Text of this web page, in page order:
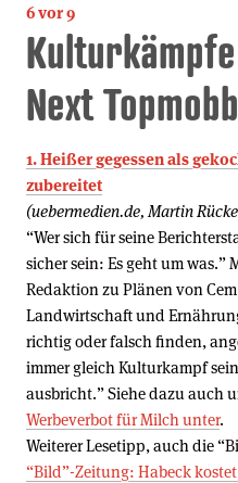
6 vor 9
Next
1. Heißer gegessen als
zubereitet
(uebermedien.de, Martin
“Wer sich für seine
sicher sein: Es geht um
Redaktion zu Plänen von
Landwirtschaft und
richtig oder falsch finden,
immer gleich Kulturkampf
ausbricht.” Siehe dazu auch
Werbeverbot für Milch unter.
Weiterer Lesetipp, auch die
“Bild”-Zeitung: Habeck